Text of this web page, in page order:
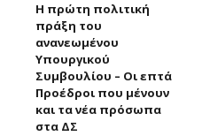
Η πρώτη πολιτική
πράξη του
ανανεωμένου
Υπουργικού
Συμβουλίου – Οι επτά
Προέδροι που μένουν
και τα νέα πρόσωπα
στα ΔΣ